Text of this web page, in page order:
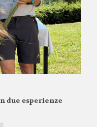
due esperienze